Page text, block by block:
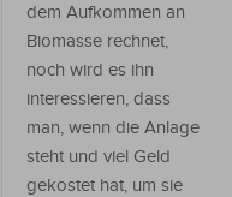
dem Aufkommen an
Biomasse rechnet,
noch wird es ihn
interessieren, dass
man, wenn die Anlage
steht und viel Geld
gekostet hat, um sie